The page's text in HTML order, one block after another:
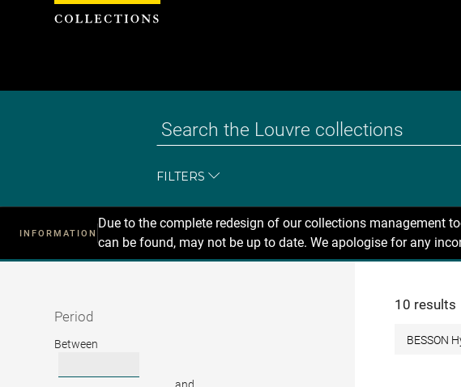
FILTERS
INFORMATION
Due to the complete redesign of our collections management
can be found, may not be up to date. We apologise for any
Recherche
Period
Period
Between
and
10 results
BESSON
Cookies management panel